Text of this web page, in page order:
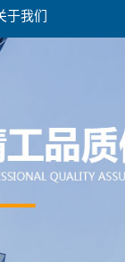
于我们